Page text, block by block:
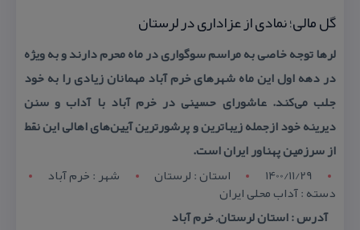
گل مالی؛ نمادی از عزاداری در لرستان
لرها توجه خاصی به مراسم سوگواری در ماه محرم دارند و به ویژه
در دهه اول این ماه شهر‌های خرم آباد مهمانان زیادی را به خود
جلب می‌كند. عاشورای حسینی در خرم آباد با آداب و سنن
دیرینه خود ازجمله زیباترین و پرشورترین آیین‌های اهالی این نقط
از سرزمین پهناور ایران است.
1400/11/29
استان : لرستان شهر : خرم آباد
دسته : آداب محلی ایران
آدرس : استان لرستان, خرم آباد